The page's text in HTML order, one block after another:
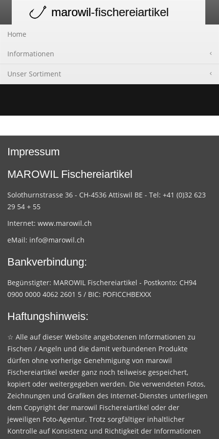
navigation
marowil-fischereiartikel
Home
Informationen
Unser Sortiment
Impressum
MAROWIL Fischereiartikel
Solothurnstrasse 36 - CH-4536 Attiswil BE - Tel: +41 (0)32 623
29 54 + 55
Internet: www.marowil.ch
eMail: info@marowil.ch
Bankverbindung:
Begünstigter: MAROWIL Fischereiartikel - Postkonto: CH94
0900 0000 4062 2601 5 / BIC: POFICCHBEXXX
Haftungshinweis:
☆ Alle auf dieser Website angebotenen Informationen zu
Fischen / Angeln und die damit verbundenen Produkte
dürfen ohne vorherige Genehmigung von marowil
Fischereiartikel weder ganz noch teilweise gespeichert,
kopiert oder weitergegeben werden. Die verwendeten Fotos,
Zeichnungen und Grafiken des Internet-Dienstes unterliegen
dem Copyright der marowil Fischereiartikel oder der
jeweiligen Foto-Agentur. Trotz sorgfältiger inhaltlicher
Kontrolle auf Konsistenz und Richtigkeit der Informationen